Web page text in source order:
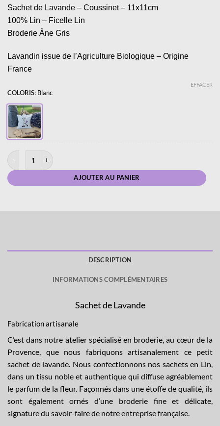
Sachet de Lavande – Coussinet – 11x11cm
100% Lin – Ficelle Lin
Broderie Âne Gris
Lavandin issue de l’Agriculture Biologique – Origine
France
COLORIS: Blanc
EFFACER
quantité de Sachet de Lavande - Coussinet - Lin - Âne
AJOUTER AU PANIER
DESCRIPTION
INFORMATIONS COMPLÉMENTAIRES
Sachet de Lavande
Fabrication artisanale
C’est dans notre atelier spécialisé en broderie, au cœur de la
Provence, que nous fabriquons artisanalement ce petit
sachet de lavande. Nous confectionnons nos sachets en Lin,
dans un tissu noble et authentique qui diffuse agréablement
le parfum de la fleur. Façonnés dans une étoffe de qualité, ils
sont également ornés d’une broderie fine et délicate,
signature du savoir-faire de notre entreprise française.